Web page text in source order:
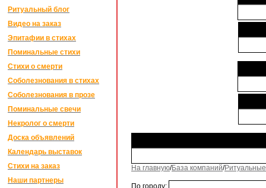
Ритуальный блог
Видео на заказ
Эпитафии в стихах
Поминальные стихи
Стихи о смерти
Соболезнования в стихах
Соболезнования в прозе
Поминальные свечи
Некролог о смерти
Доска объявлений
Календарь выставок
Стихи на заказ
Наши партнеры
На главную/База компаний/
По городу: